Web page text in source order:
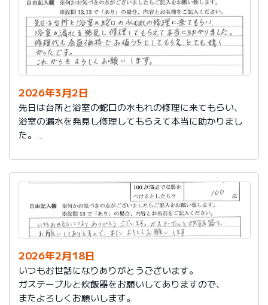
2026年3月2日
先日は台所と浴室の蛇口の水もれの修理に来てもらい、
浴室の漏水を発見し修理してもらえて本当に助かりまし
た。
かったです。
これからもよろしくお願いします。
2026年2月18日
いつもお世話になりありがとうございます。
ガステーブルと炊飯器をお願いしてありますので、
またよろしくお願いします。